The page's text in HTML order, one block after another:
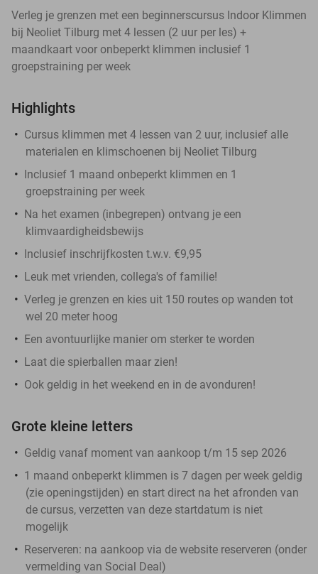
Verleg je grenzen met een beginnerscursus Indoor Klimmen
bij Neoliet Tilburg met 4 lessen (2 uur per les) +
maandkaart voor onbeperkt klimmen inclusief 1
groepstraining per week
Highlights
Cursus klimmen met 4 lessen van 2 uur, inclusief alle
materialen en klimschoenen bij Neoliet Tilburg
Inclusief 1 maand onbeperkt klimmen en 1
groepstraining per week
Na het examen (inbegrepen) ontvang je een
klimvaardigheidsbewijs
Inclusief inschrijfkosten t.w.v. €9,95
Leuk met vrienden, collega's of familie!
Verleg je grenzen en kies uit 150 routes op wanden tot
wel 20 meter hoog
Een avontuurlijke manier om sterker te worden
Laat die spierballen maar zien!
Ook geldig in het weekend en in de avonduren!
Grote kleine letters
Geldig vanaf moment van aankoop t/m 15 sep 2026
1 maand onbeperkt klimmen is 7 dagen per week geldig
(zie openingstijden) en start direct na het afronden van
de cursus, verzetten van deze startdatum is niet
mogelijk
Reserveren: na aankoop via de website reserveren (onder
vermelding van Social Deal)